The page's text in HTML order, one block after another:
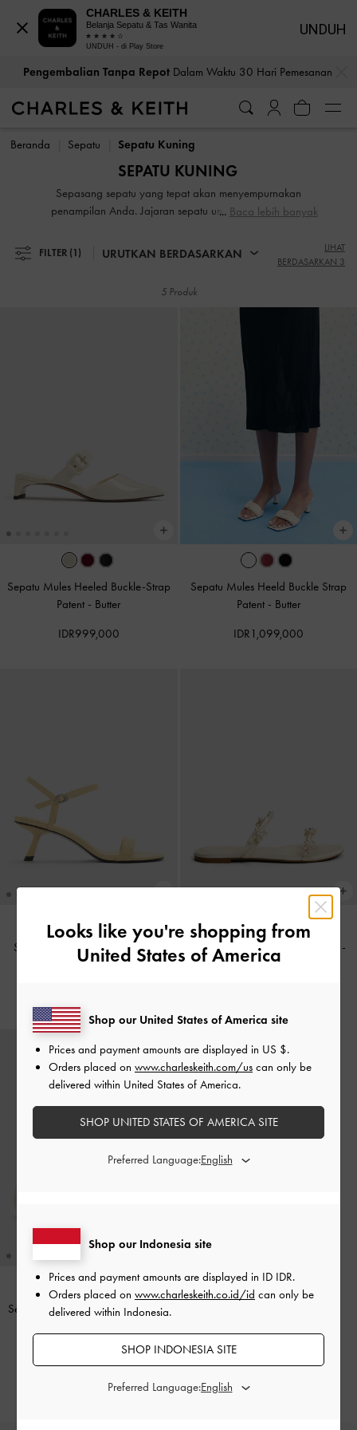
Pengembalian Tanpa RepotDalam Waktu 30 Hari Pemesanan
Pengembalian Tanpa RepotDalam Waktu 30 Hari Pemesanan
Beranda
Sepatu Sepatu Kuning
SEPATU KUNING
Sepasang sepatu yang tepat akan menyempurnakan
penampilan Anda. Jajaran sepatu unggulan kami untuk
Pertahankan permainan gaya Anda dengan tambahan
sepatu yang bergaya, seperti desain mismatched, sepatu
eyelet yang mencolok. Apa pun keinginan Anda, sepatu
melewati setiap musim dengan penuh gaya.
Baca lebih banyak
FILTER (1) URUTKAN BERDASARKAN
LIHAT
BERDASARKAN 3
5 Produk
Sepatu Mules Heeled Buckle-Strap
Patent - Butter
IDR999,000
Sepatu Mules Heeld Buckle Strap
Patent - Butter
IDR1,099,000
Sandal Ankle-Strap Slant-Heel
-
Yellow
Sandal Slide Knot-Pearl Orinda -
Butter
Sepatu Flats Mary Jane Knot-Pearl
CHARLES & KEITH
Belanja Sepatu & Tas Wanita
UNDUH - di Play Store
UNDUH
Looks like you're shopping from
United States of America
Shop our Indonesia site
Prices and payment amounts are displayed in ID IDR.
Orders placed on www.charleskeith.co.id/id can only be
delivered within Indonesia.
SHOP INDONESIA SITE
Preferred Language:
Shop our United States of America site
Prices and payment amounts are displayed in US $.
Orders placed on www.charleskeith.com/us can only be
delivered within United States of America.
SHOP UNITED STATES OF AMERICA SITE
Preferred Language: